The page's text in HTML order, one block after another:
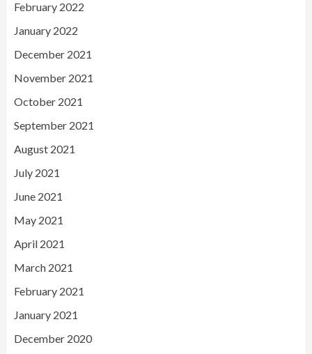
February 2022
January 2022
December 2021
November 2021
October 2021
September 2021
August 2021
July 2021
June 2021
May 2021
April 2021
March 2021
February 2021
January 2021
December 2020